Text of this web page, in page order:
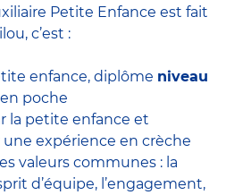
Petite Enfance est fait
c’est :
enfance, diplôme niveau
poche
la petite enfance et
expérience en crèche
valeurs communes : la
d’équipe, l’engagement,